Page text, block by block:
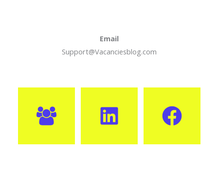
Email
Support@Vacanciesblog.com